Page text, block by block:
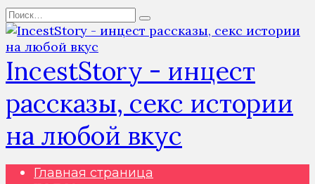
Перейти
к
содержанию
Search
for:
IncestStory - инцест
рассказы, секс истории
на любой вкус
Главная страница